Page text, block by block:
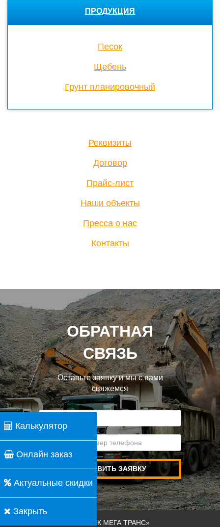
ПРОДУКЦИЯ
Песок
Щебень
Грунт планировочный
Реквизиты
Договор
Прайс-лист
Наши объекты
Пресса о нас
Контакты
ОБРАТНАЯ
СВЯЗЬ
Оставьте заявку и мы с вами
свяжемся
ОТПРАВИТЬ ЗАЯВКУ
ООО «ТК МЕГА ТРАНС»
Калькулятор
Онлайн заказ
Актуальные скидки
Закрыть